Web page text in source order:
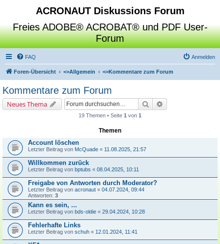
ACRONAUT Diskussions Forum
Freies ADOBE® ACROBAT® und PDF User-
Forum
FAQ Anmelden
Foren-Übersicht <>Allgemein <>Kommentare zum Forum
Kommentare zum Forum
Neues Thema Suche
19 Themen • Seite 1 von 1
Themen
Account löschen
Letzter Beitrag von McQuade « 11.08.2025, 21:57
Willkommen zurück
Letzter Beitrag von bptubs « 08.04.2025, 10:11
Freigabe von Antworten durch Moderator?
Letzter Beitrag von acronaut « 04.07.2024, 09:44
Antworten: 3
Kann es sein, ...
Letzter Beitrag von bds-oldie « 29.04.2024, 10:28
Fehlerhafte Links
Letzter Beitrag von schuh « 12.01.2024, 11:41